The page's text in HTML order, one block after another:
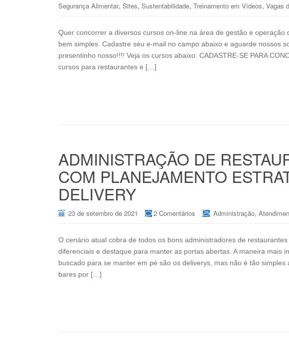
Segurança Alimentar, Sites, Sustentabilidade, Treinamento em Vídeos, Vagas
Quer concorrer a diversos cursos on-line na área de gestão e
bem simples. Cadastre seu e-mail no campo abaixo e aguarde nossos
presentinho nosso!!!! Veja os cursos abaixo: CADASTRE-SE PARA
cursos para restaurantes e […]
ADMINISTRAÇÃO DE
COM PLANEJAMENTO
DELIVERY
23 de setembro de 2021 2 Comentários Administração,
O cenário atual cobra de todos os bons administradores de
diferenciais e destaque para manter as portas abertas. A maneira mais
buscado para se manter em pé são os deliverys, mas não é tão
bares por […]